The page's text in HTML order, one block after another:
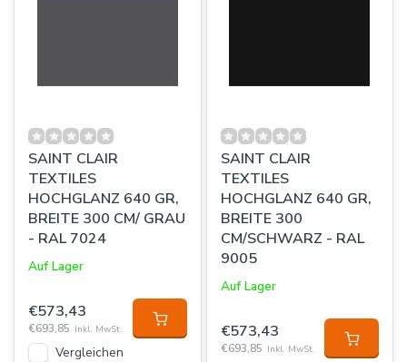
SAINT CLAIR
TEXTILES
HOCHGLANZ 640 GR,
BREITE 300 CM/ GRAU
- RAL 7024
Auf Lager
€573,43
€693,85 Inkl. MwSt.
Vergleichen
SAINT CLAIR
TEXTILES
HOCHGLANZ 640 GR,
BREITE 300
CM/SCHWARZ - RAL
9005
Auf Lager
€573,43
€693,85 Inkl. MwSt.